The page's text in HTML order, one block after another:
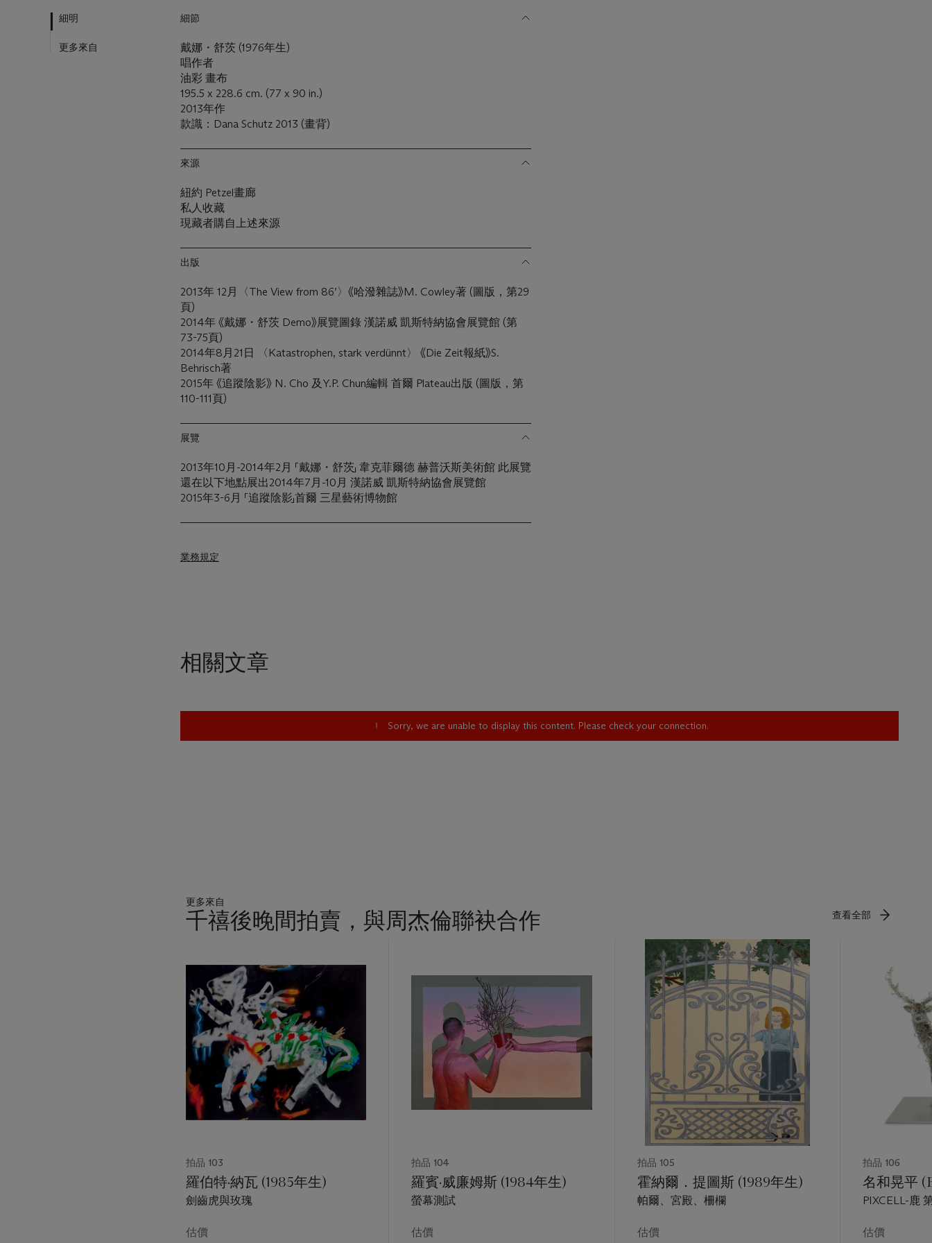
細明
更多來自
細節
戴娜・舒茨 (1976年生)
唱作者
油彩 畫布
195.5 x 228.6 cm. (77 x 90 in.)
2013年作
款識：Dana Schutz 2013 (畫背)
來源
紐約 Petzel畫廊
私人收藏
現藏者購自上述來源
出版
2013年 12月〈The View from 86’〉《哈潑雜誌》M. Cowley著 (圖版，第29
頁)
2014年 《戴娜・舒茨 Demo》展覽圖錄 漢諾威 凱斯特納協會展覽館 (第
73-75頁)
2014年8月21日 〈Katastrophen, stark verdünnt〉 《Die Zeit報紙》S.
Behrisch著
2015年 《追蹤陰影》 N. Cho 及Y.P. Chun編輯 首爾 Plateau出版 (圖版，第
110-111頁)
展覽
2013年10月-2014年2月 「戴娜・舒茨」 韋克菲爾德 赫普沃斯美術館 此展覽
還在以下地點展出2014年7月-10月 漢諾威 凱斯特納協會展覽館
2015年3-6月 「追蹤陰影」首爾 三星藝術博物館
業務規定
相關文章
Sorry, we are unable to display this content. Please check your connection.
更多來自
千禧後晚間拍賣，與周杰倫聯袂合作 查看全部
第
1
個
拍品 103
羅伯特·納瓦 (1985年生)
劍齒虎與玫瑰
估價
拍品 104
羅賓·威廉姆斯 (1984年生)
螢幕測試
估價
拍品 105
霍納爾．提圖斯 (1989年生)
帕爾、宮殿、柵欄
估價
拍品 106
名和晃平
PIXCELL-鹿
估價